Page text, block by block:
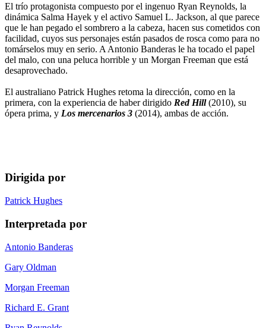
El trío protagonista compuesto por el ingenuo Ryan Reynolds, la
dinámica Salma Hayek y el activo Samuel L. Jackson, al que parece
que le han pegado el sombrero a la cabeza, hacen sus cometidos con
facilidad, cuyos sus personajes están pasados de rosca como para no
tomárselos muy en serio. A Antonio Banderas le ha tocado el papel
del malo, con una peluca horrible y un Morgan Freeman que está
desaprovechado.
El australiano Patrick Hughes retoma la dirección, como en la
primera, con la experiencia de haber dirigido Red Hill(2010), su
ópera prima, y Los mercenarios 3 (2014), ambas de acción.
Dirigida por
Patrick Hughes
Interpretada por
Antonio Banderas
Gary Oldman
Morgan Freeman
Richard E. Grant